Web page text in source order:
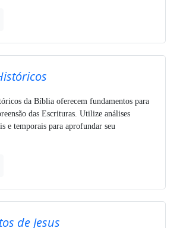
da Bíblia oferecem fundamentos para
das Escrituras. Utilize análises
e temporais para aprofundar seu
de Jesus